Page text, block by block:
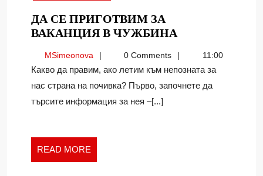
ДА СЕ ПРИГОТВИМ ЗА
ВАКАНЦИЯ В ЧУЖБИНА
ПРИГОТВИМ
ЗА
ВАКАНЦИЯ
MSimeonovaMSimeonova0 Comments 11:00
Какво да правим, ако летим към непозната за
нас страна на почивка? Първо, започнете да
търсите информация за нея –[...]
READ MORE
MORE